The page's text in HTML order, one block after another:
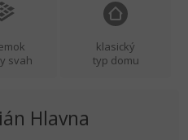
svah
klasický
typ domu
Hlavna